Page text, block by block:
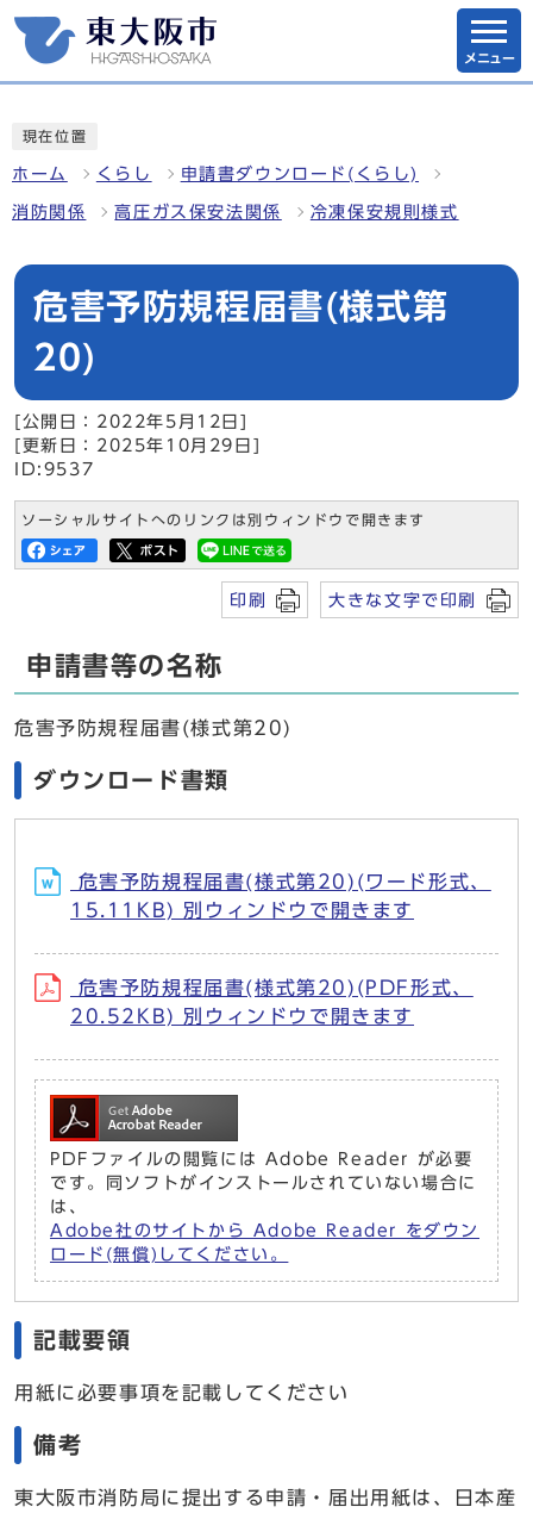
メニュー
現在位置
ホーム くらし 申請書ダウンロード(くらし)
消防関係 高圧ガス保安法関係 冷凍保安規則様式
危害予防規程届書(様式第
20)
[公開日：2022年5月12日]
[更新日：2025年10月29日]
ID:9537
ソーシャルサイトへのリンクは別ウィンドウで開きます
印刷 大きな文字で印刷
申請書等の名称
危害予防規程届書(様式第20)
ダウンロード書類
危害予防規程届書(様式第20)(ワード形式、
15.11KB) 別ウィンドウで開きます
危害予防規程届書(様式第20)(PDF形式、
20.52KB) 別ウィンドウで開きます
PDFファイルの閲覧には Adobe Reader が必要
です。同ソフトがインストールされていない場合に
は、
Adobe社のサイトから Adobe Reader をダウン
ロード(無償)してください。
記載要領
用紙に必要事項を記載してください
備考
東大阪市消防局に提出する申請・届出用紙は、日本産